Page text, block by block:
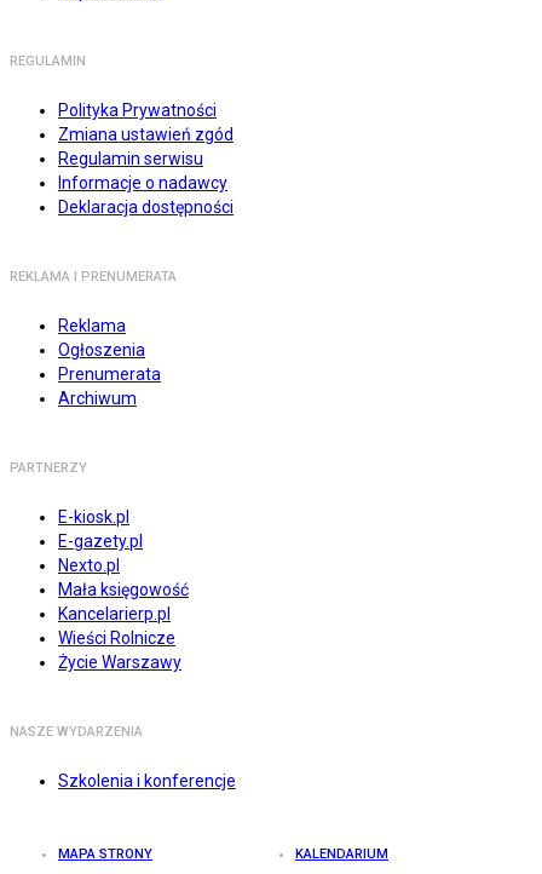
REGULAMIN
Polityka Prywatności
Zmiana ustawień zgód
Regulamin serwisu
Informacje o nadawcy
Deklaracja dostępności
REKLAMA I PRENUMERATA
Reklama
Ogłoszenia
Prenumerata
Archiwum
PARTNERZY
E-kiosk.pl
E-gazety.pl
Nexto.pl
Mała księgowość
Kancelarierp.pl
Wieści Rolnicze
Życie Warszawy
NASZE WYDARZENIA
Szkolenia i konferencje
MAPA STRONY KALENDARIUM